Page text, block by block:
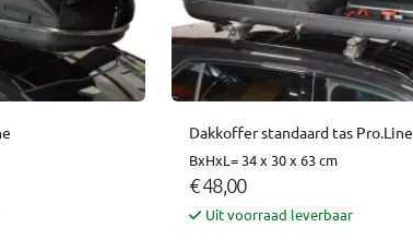
Dakkoffer standaard tas Pro.Line
BxHxL= 34 x 30 x 63 cm
€ 48,00
Uit voorraad leverbaar